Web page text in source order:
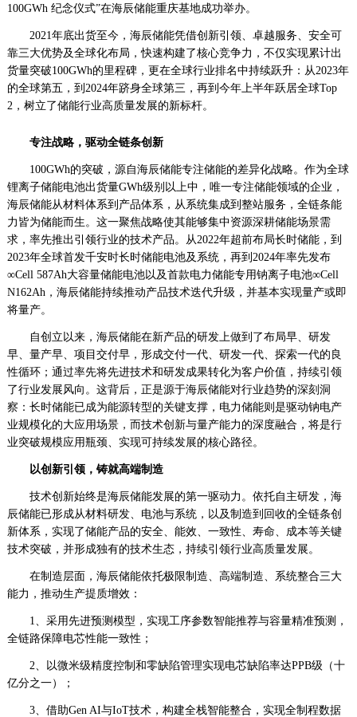
观
·www.xsgou.com
100GWh 纪念仪式”在海辰储能重庆基地成功举办。
2021年底出货至今，海辰储能凭借创新引领、卓越服务、安全可
靠三大优势及全球化布局，快速构建了核心竞争力，不仅实现累计出
货量突破100GWh的里程碑，更在全球行业排名中持续跃升：从2023年
的全球第五，到2024年跻身全球第三，再到今年上半年跃居全球Top
2，树立了储能行业高质量发展的新标杆。
专注战略，驱动全链条创新
100GWh的突破，源自海辰储能专注储能的差异化战略。作为全球
锂离子储能电池出货量GWh级别以上中，唯一专注储能领域的企业，
海辰储能从材料体系到产品体系，从系统集成到整站服务，全链条能
力皆为储能而生。这一聚焦战略使其能够集中资源深耕储能场景需
求，率先推出引领行业的技术产品。从2022年超前布局长时储能，到
2023年全球首发千安时长时储能电池及系统，再到2024年率先发布
∞Cell 587Ah大容量储能电池以及首款电力储能专用钠离子电池∞Cell
N162Ah，海辰储能持续推动产品技术迭代升级，并基本实现量产或即
将量产。
自创立以来，海辰储能在新产品的研发上做到了布局早、研发
早、量产早、项目交付早，形成交付一代、研发一代、探索一代的良
性循环；通过率先将先进技术和研发成果转化为客户价值，持续引领
了行业发展风向。这背后，正是源于海辰储能对行业趋势的深刻洞
察：长时储能已成为能源转型的关键支撑，电力储能则是驱动钠电产
业规模化的大应用场景，而技术创新与量产能力的深度融合，将是行
业突破规模应用瓶颈、实现可持续发展的核心路径。
以创新引领，铸就高端制造
技术创新始终是海辰储能发展的第一驱动力。依托自主研发，海
辰储能已形成从材料研发、电池与系统，以及制造到回收的全链条创
新体系，实现了储能产品的安全、能效、一致性、寿命、成本等关键
技术突破，并形成独有的技术生态，持续引领行业高质量发展。
在制造层面，海辰储能依托极限制造、高端制造、系统整合三大
能力，推动生产提质增效：
1、采用先进预测模型，实现工序参数智能推荐与容量精准预测，
全链路保障电芯性能一致性；
2、以微米级精度控制和零缺陷管理实现电芯缺陷率达PPB级（十
亿分之一）；
3、借助Gen AI与IoT技术，构建全栈智能整合，实现全制程数据